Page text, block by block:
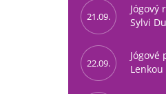
21.09.
Jógový
Sylvi
22.09.
Jógové
Lenkou